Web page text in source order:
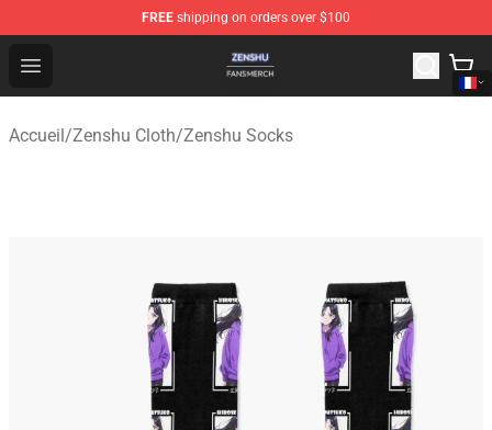
FREE shipping on orders over $100
Open menu
Zenshu Shop - Official Zenshu Merchandise Store
Accueil/Zenshu Cloth/Zenshu Socks